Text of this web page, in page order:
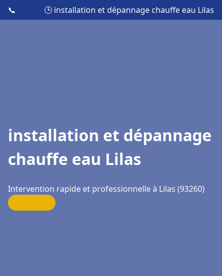
📞 🕒 installation et dépannage chauffe eau Lilas
installation et dépannage
chauffe eau Lilas
Intervention rapide et professionnelle à Lilas (93260)